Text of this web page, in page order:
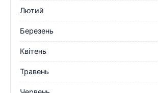
Лютий
Березень
Квітень
Травень